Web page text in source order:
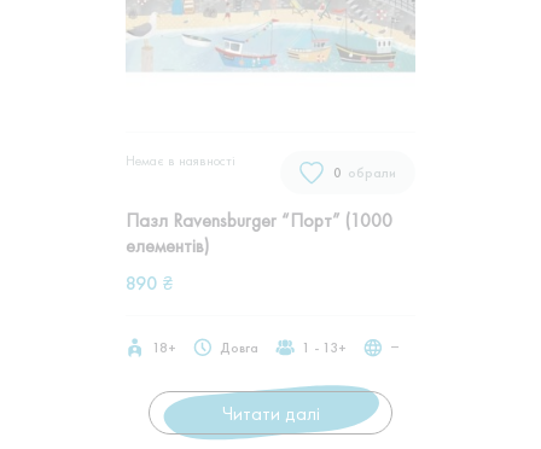
обрали
0
Немає в наявностi
Пазл Ravensburger “Порт” (1000
елементів)
890 ₴
18+ Довга 1 - 13+ ‒
Читати далі